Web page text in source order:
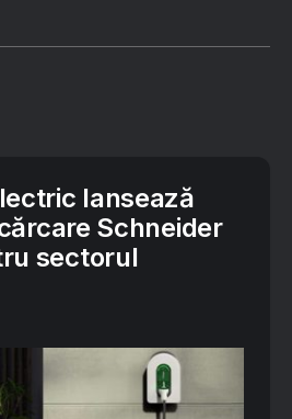
lansează
Schneider
sectorul